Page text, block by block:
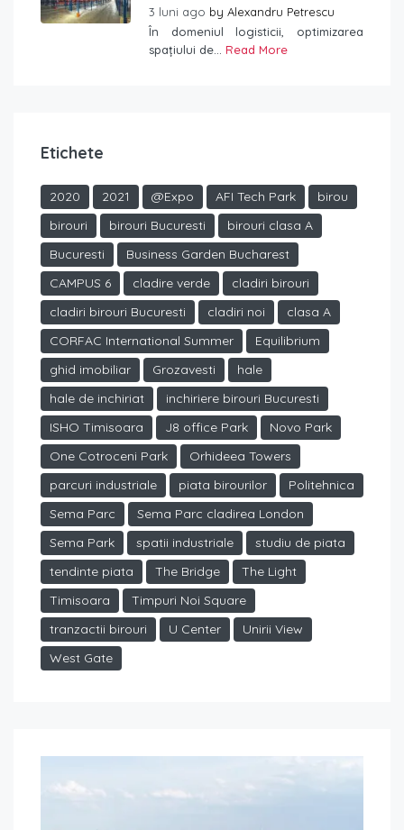
3 luni ago by Alexandru Petrescu
În domeniul logisticii, optimizarea
spațiului de... Read More
Etichete
2020 2021 @Expo AFI Tech Park
birou
birouri
birouri Bucuresti
birouri clasa A
Bucuresti
Business Garden Bucharest
CAMPUS 6
cladire verde
cladiri birouri
cladiri birouri Bucuresti
cladiri noi
clasa A
CORFAC International Summer
Equilibrium
ghid imobiliar
Grozavesti
hale
hale de inchiriat
inchiriere birouri Bucuresti
ISHO Timisoara
J8 office Park
Novo Park
One Cotroceni Park
Orhideea Towers
parcuri industriale
piata birourilor
Politehnica
Sema Parc
Sema Parc cladirea London
Sema Park
spatii industriale
studiu de piata
tendinte piata
The Bridge
The Light
Timisoara
Timpuri Noi Square
tranzactii birouri
U Center
Unirii View
West Gate